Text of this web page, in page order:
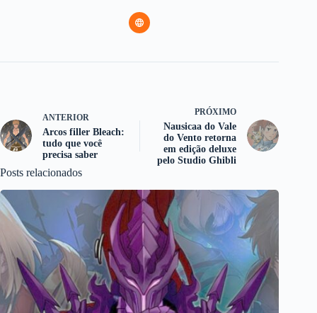
ANTERIOR
Arcos filler Bleach:
tudo que você
precisa saber
PRÓXIMO
Nausicaa do Vale
do Vento retorna
em edição deluxe
pelo Studio Ghibli
Posts relacionados